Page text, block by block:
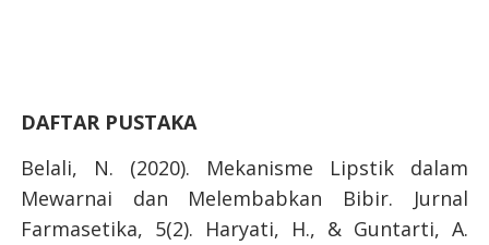
DAFTAR PUSTAKA
Belali, N. (2020). Mekanisme Lipstik dalam
Mewarnai dan Melembabkan Bibir. Jurnal
Farmasetika, 5(2). Haryati, H., & Guntarti, A.